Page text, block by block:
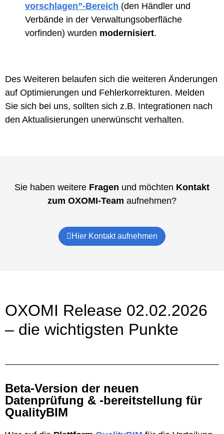
vorschlagen”-Bereich (den Händler und
Verbände in der Verwaltungsoberfläche
vorfinden) wurden modernisiert.
Des Weiteren belaufen sich die weiteren Änderungen
auf Optimierungen und Fehlerkorrekturen. Melden
Sie sich bei uns, sollten sich z.B. Integrationen nach
den Aktualisierungen unerwünscht verhalten.
Sie haben weitere Fragen und möchten Kontakt
zum OXOMI-Team aufnehmen?
Hier Kontakt aufnehmen
OXOMI Release 02.02.2026
– die wichtigsten Punkte
Beta-Version der neuen
Datenprüfung & -bereitstellung für
QualityBIM